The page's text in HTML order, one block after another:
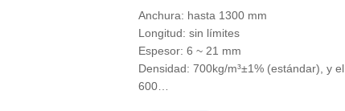
Anchura: hasta 1300 mm
Longitud: sin límites
Espesor: 6 ~ 21 mm
Densidad: 700kg/m³±1% (estándar), y el
600…